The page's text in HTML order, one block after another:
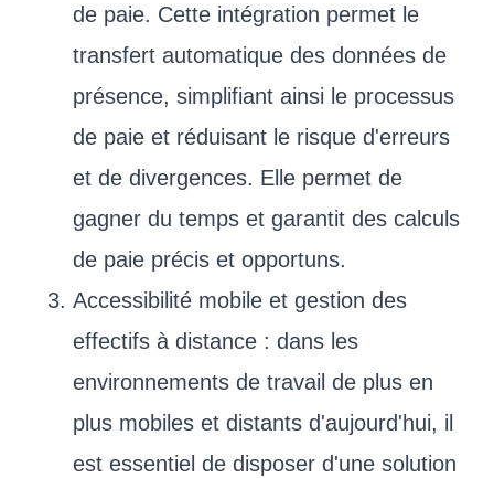
de paie. Cette intégration permet le
transfert automatique des données de
présence, simplifiant ainsi le processus
de paie et réduisant le risque d'erreurs
et de divergences. Elle permet de
gagner du temps et garantit des calculs
de paie précis et opportuns.
Accessibilité mobile et gestion des
effectifs à distance : dans les
environnements de travail de plus en
plus mobiles et distants d'aujourd'hui, il
est essentiel de disposer d'une solution